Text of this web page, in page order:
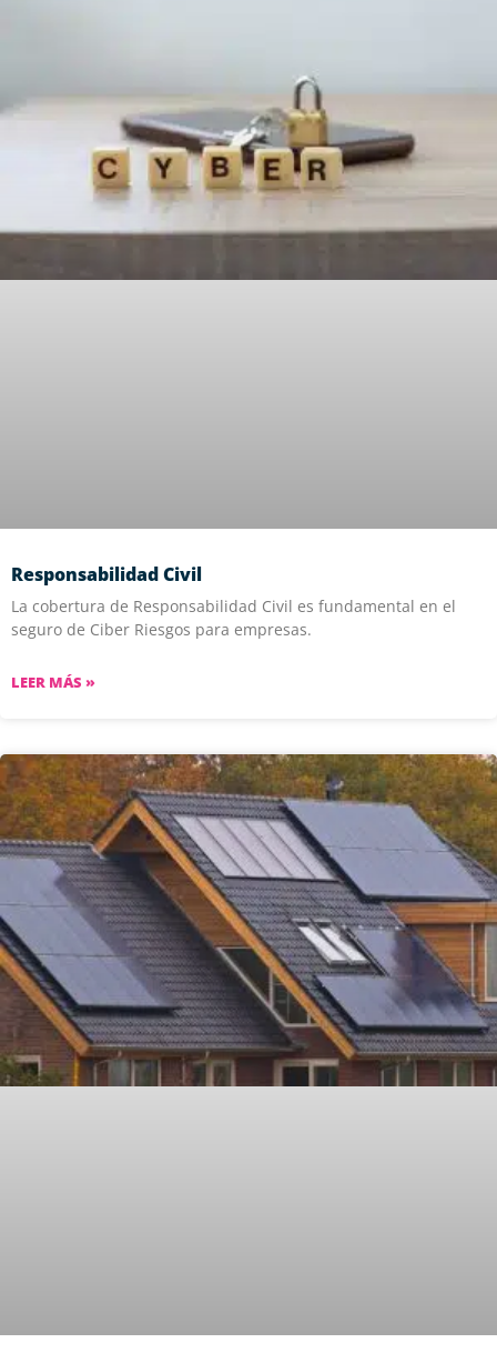
Responsabilidad Civil
La cobertura de Responsabilidad Civil es fundamental en el
seguro de Ciber Riesgos para empresas.
LEER MÁS »